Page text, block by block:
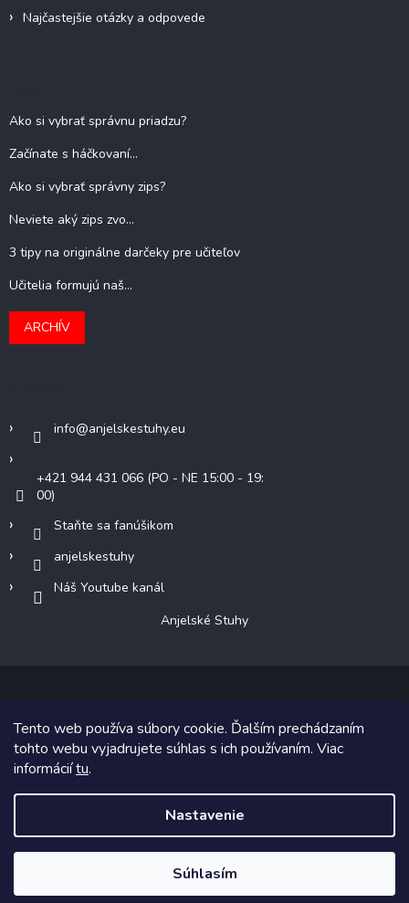
Tento web používa súbory cookie. Ďalším prechádzaním
tohto webu vyjadrujete súhlas s ich používaním. Viac
informáciítu.
Nastavenie
Súhlasím
Najčastejšie otázky a odpovede
Ako si vybrať správnu priadzu?
Začínate s háčkovaní...
Ako si vybrať správny zips?
Neviete aký zips zvo...
3 tipy na originálne darčeky pre učiteľov
Učitelia formujú naš...
ARCHÍV
info@anjelskestuhy.eu
+421 944 431 066 (PO - NE 15:00 - 19:
00)
Staňte sa fanúšikom
anjelskestuhy
Náš Youtube kanál
Anjelské Stuhy
Copyright 2026Anjelské Stuhy. Všetky práva vyhradené.
Grafický návrh vytvoril a na Shoptet implementoval
Shoptetak.cz.
Vytvoril Shoptet